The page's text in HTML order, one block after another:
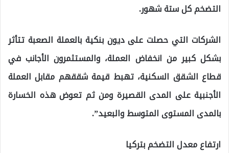
التضخم كل ستة شهور.
الشركات التي حصلت على ديون بنكية بالعملة الصعبة تتأثر
بشكل كبير من انخفاض العملة، والمستثمرون الأجانب في
قطاع الشقق السكنية، تهبط قيمة شققهم مقابل العملة
الأجنبية على المدى القصيرة ومن ثم تعوض هذه الخسارة
بالمدى المستوى المتوسط والبعيد”.
ارتفاع معدل التضخم بتركيا